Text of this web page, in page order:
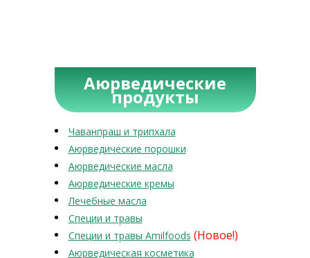
Аюрведические
продукты
Чаванпраш и трипхала
Аюрведические порошки
Аюрведические масла
Аюрведические кремы
Лечебные масла
Специи и травы
Специи и травы Amilfoods (Новое!)
Аюрведическая косметика